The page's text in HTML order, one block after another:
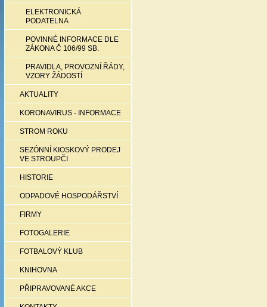
ELEKTRONICKÁ
PODATELNA
POVINNÉ INFORMACE DLE
ZÁKONA Č 106/99 SB.
PRAVIDLA, PROVOZNÍ ŘÁDY,
VZORY ŽÁDOSTÍ
AKTUALITY
KORONAVIRUS - INFORMACE
STROM ROKU
SEZÓNNÍ KIOSKOVÝ PRODEJ
VE STROUPČI
HISTORIE
ODPADOVÉ HOSPODÁŘSTVÍ
FIRMY
FOTOGALERIE
FOTBALOVÝ KLUB
KNIHOVNA
PŘIPRAVOVANÉ AKCE